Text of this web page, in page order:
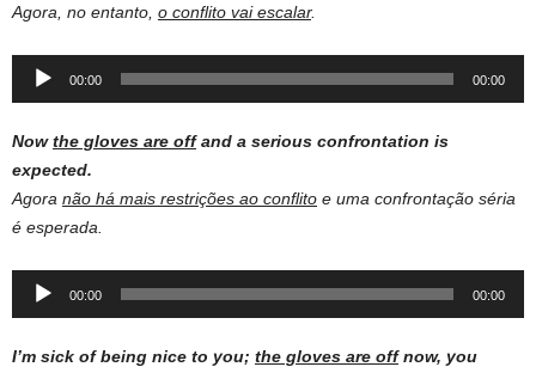
Agora, no entanto, o conflito vai escalar.
Audio
00:00 00:00
Nowthe gloves are offand a serious confrontation is
expected.
Agora não há mais restrições ao conflito e uma confrontação séria
é esperada.
Audio
00:00 00:00
I’m sick of being nice to you; the gloves are offnow, you